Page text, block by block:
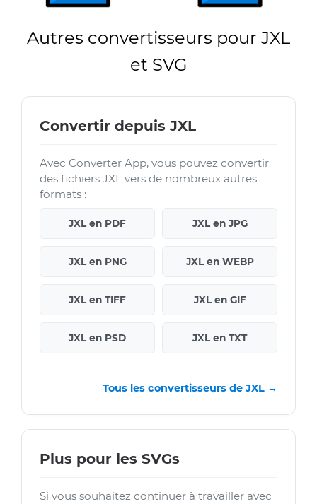
Autres convertisseurs pour JXL
et SVG
Convertir depuis JXL
Avec Converter App, vous pouvez convertir
des fichiers JXL vers de nombreux autres
formats :
JXL en PDF JXL en JPG
JXL en PNG JXL en WEBP
JXL en TIFF JXL en GIF
JXL en PSD JXL en TXT
Tous les convertisseurs de JXL →
Plus pour les SVGs
Si vous souhaitez continuer à travailler avec